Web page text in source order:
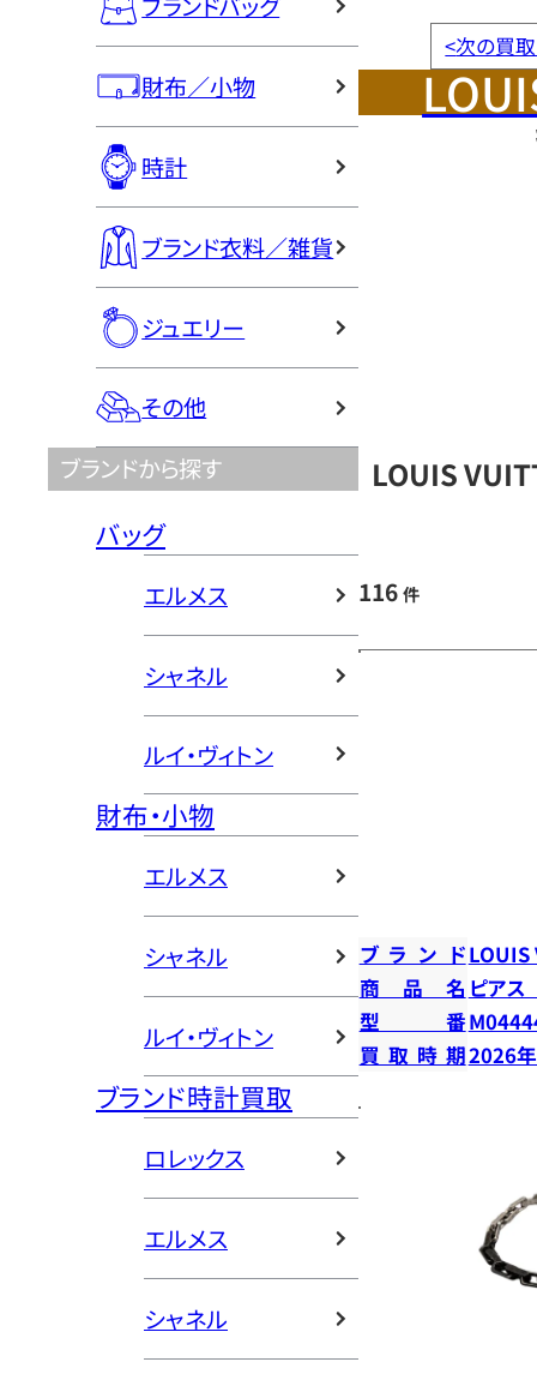
財布／小物
時計
ブランド衣料／雑貨
ジュエリー
その他
ブランドから探す
バッグ
エルメス
シャネル
ルイ・ヴィトン
財布・小物
エルメス
シャネル
ルイ・ヴィトン
ブランド時計買取
ロレックス
エルメス
シャネル
<次の買
LOUIS
116 件
ブランドLOUIS
商品名 ピアス
型番
買取時期2026